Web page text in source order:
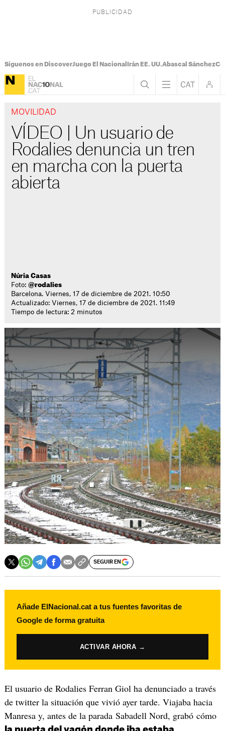
Síguenos en DiscoverJuego El Nacional Irán EE. UU.Abascal Sánchez
MOVILIDAD
VÍDEO | Un usuario de
Rodalies denuncia un tren
en marcha con la puerta
abierta
Núria Casas
Foto:@rodalies
Barcelona. Viernes, 17 de diciembre de 2021. 10:50
Actualizado: Viernes, 17 de diciembre de 2021. 11:49
Tiempo de lectura: 2 minutos
SEGUIR EN
Añade ElNacional.cat a tus fuentes favoritas de
Google de forma gratuita
ACTIVAR AHORA →
El usuario de Rodalies Ferran Giol ha denunciado a través
de twitter la situación que vivió ayer tarde. Viajaba hacia
Manresa y, antes de la parada Sabadell Nord, grabó cómo